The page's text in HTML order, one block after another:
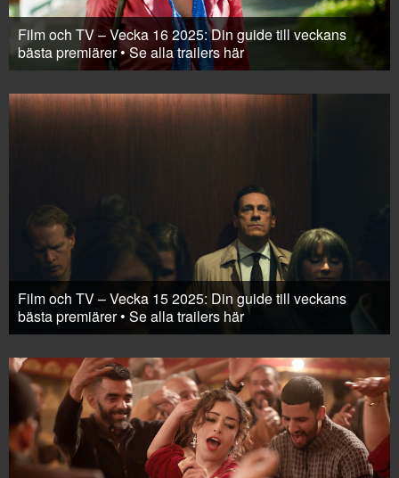
Film och TV – Vecka 16 2025: Din guide till veckans
bästa premiärer • Se alla trailers här
Film och TV – Vecka 15 2025: Din guide till veckans
bästa premiärer • Se alla trailers här